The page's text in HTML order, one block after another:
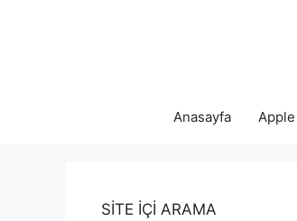
Anasayfa Apple
SİTE İÇİ ARAMA